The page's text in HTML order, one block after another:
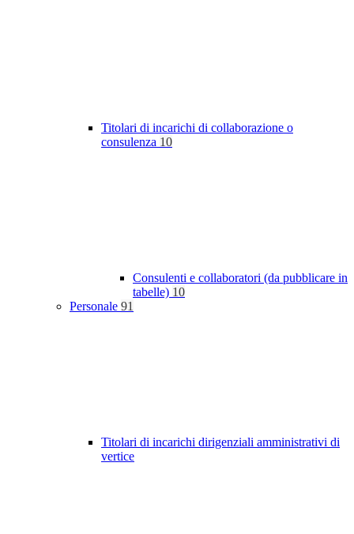
Titolari di incarichi di collaborazione o
consulenza 10
Consulenti e collaboratori (da pubblicare in
tabelle) 10
Personale 91
Titolari di incarichi dirigenziali amministrativi di
vertice